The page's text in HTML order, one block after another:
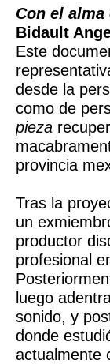
Con el
Bidault
Este
desde la
como de
pieza
provincia
Tras la
un
productor
profesional
luego
sonido, y
donde
actualmente